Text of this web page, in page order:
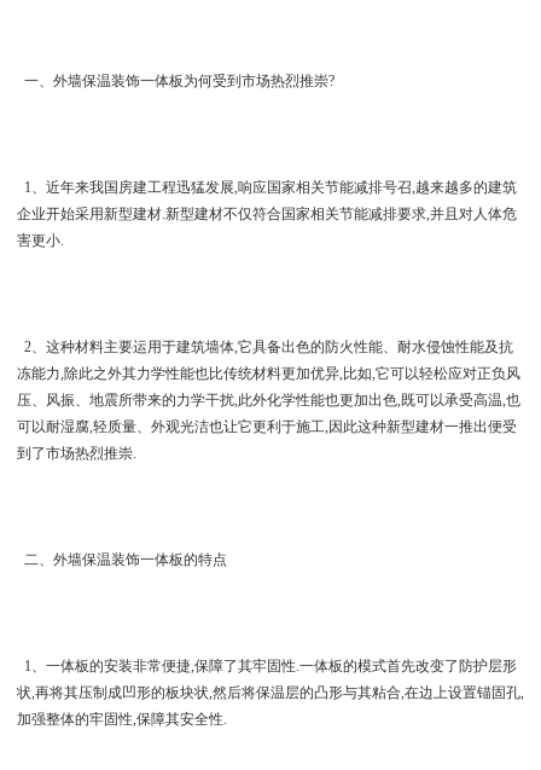
一、外墙保温装饰一体板为何受到市场热烈推崇?
1、近年来我国房建工程迅猛发展,响应国家相关节能减排号召,越来越多的建筑
企业开始采用新型建材.新型建材不仅符合国家相关节能减排要求,并且对人体危
害更小.
2、这种材料主要运用于建筑墙体,它具备出色的防火性能、耐水侵蚀性能及抗
冻能力,除此之外其力学性能也比传统材料更加优异,比如,它可以轻松应对正负风
压、风振、地震所带来的力学干扰,此外化学性能也更加出色,既可以承受高温,也
可以耐湿腐,轻质量、外观光洁也让它更利于施工,因此这种新型建材一推出便受
到了市场热烈推崇.
二、外墙保温装饰一体板的特点
1、一体板的安装非常便捷,保障了其牢固性.一体板的模式首先改变了防护层形
状,再将其压制成凹形的板块状,然后将保温层的凸形与其粘合,在边上设置锚固孔,
加强整体的牢固性,保障其安全性.